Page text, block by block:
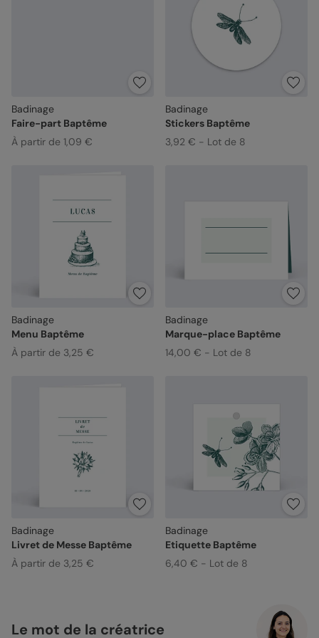
Badinage
Faire-part Baptême
À partir de 1,09 €
Badinage
Stickers Baptême
3,92 € - Lot de 8
Badinage
Menu Baptême
À partir de 3,25 €
Badinage
Marque-place Baptême
14,00 € - Lot de 8
Badinage
Livret de Messe Baptême
À partir de 3,25 €
Badinage
Etiquette Baptême
6,40 € - Lot de 8
Le mot de la créatrice